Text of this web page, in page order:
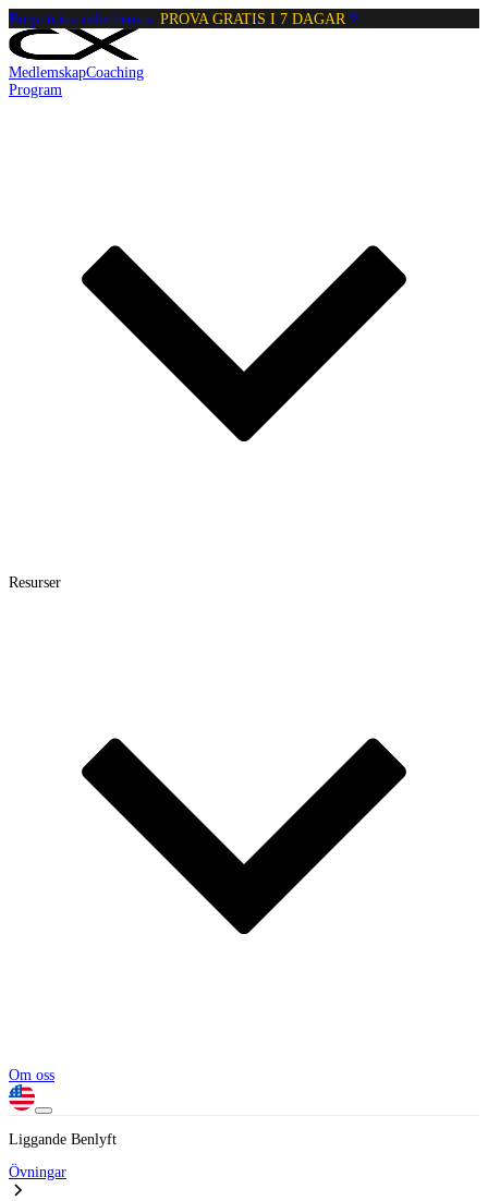
Börja träna calisthenics: PROVA GRATIS I 7 DAGAR
MedlemskapCoaching
Program
Resurser
Om oss
Liggande Benlyft
Övningar